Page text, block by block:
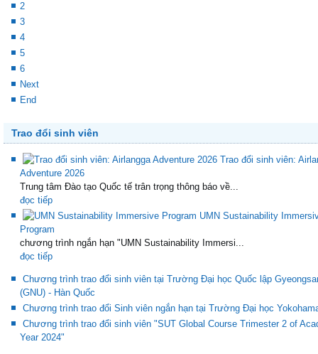
2
3
4
5
6
Next
End
Trao đổi sinh viên
Trao đổi sinh viên:
Adventure 2026
Trung tâm Đào tạo Quốc tế trân trọng thông báo về...
đọc tiếp
UMN Sustainability
Program
chương trình ngắn hạn "UMN Sustainability Immersi...
đọc tiếp
Chương trình trao đổi sinh viên tại Trường Đại học Quốc lập
(GNU) - Hàn Quốc
Chương trình trao đổi Sinh viên ngắn hạn tại Trường Đại học
Chương trình trao đổi sinh viên "SUT Global Course Trimester 2 of
Year 2024"